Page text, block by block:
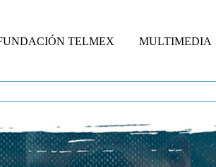
TELMEX MULTIMEDIA